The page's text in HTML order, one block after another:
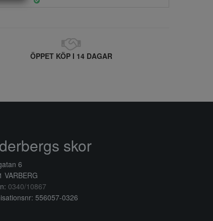
ÖPPET KÖP I 14 DAGAR
skor
6
VARBERG
0340/10867
556057-0326